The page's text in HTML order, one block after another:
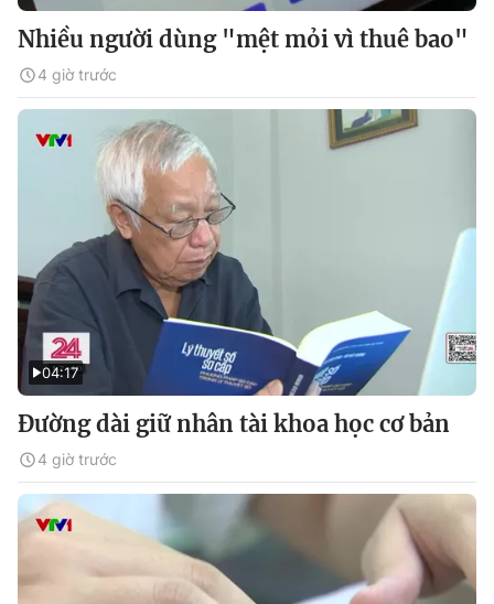
Nhiều người dùng "mệt mỏi vì thuê bao"
4 giờ trước
04:17
Đường dài giữ nhân tài khoa học cơ bản
4 giờ trước